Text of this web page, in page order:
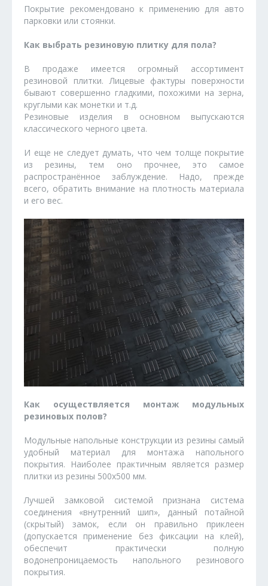
Покрытие рекомендовано к применению для авто
парковки или стоянки.
Как выбрать резиновую плитку для пола?
В продаже имеется огромный ассортимент
резиновой плитки. Лицевые фактуры поверхности
бывают совершенно гладкими, похожими на зерна,
круглыми как монетки и т.д.
Резиновые изделия в основном выпускаются
классического черного цвета.
И еще не следует думать, что чем толще покрытие
из резины, тем оно прочнее, это самое
распространённое заблуждение. Надо, прежде
всего, обратить внимание на плотность материала
и его вес.
Как осуществляется монтаж модульных
резиновых полов?
Модульные напольные конструкции из резины самый
удобный материал для монтажа напольного
покрытия. Наиболее практичным является размер
плитки из резины 500х500 мм.
Лучшей замковой системой признана система
соединения «внутренний шип», данный потайной
(скрытый) замок, если он правильно приклеен
(допускается применение без фиксации на клей),
обеспечит практически полную
водонепроницаемость напольного резинового
покрытия.